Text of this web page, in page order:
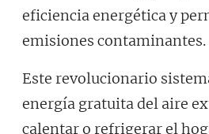
eficiencia energética y
emisiones contaminantes.
Este revolucionario
energía gratuita del aire
calentar o refrigerar el